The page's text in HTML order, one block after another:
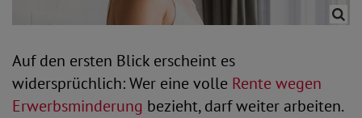
Auf den ersten Blick erscheint es
widersprüchlich: Wer eine volle Rente wegen
Erwerbsminderung bezieht, darf weiter arbeiten.